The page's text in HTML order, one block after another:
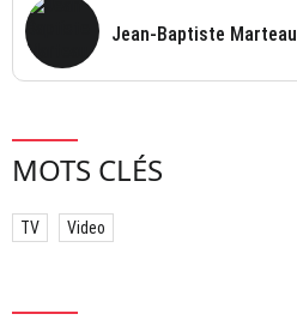
Jean-Baptiste Marteau
MOTS CLÉS
TV Video